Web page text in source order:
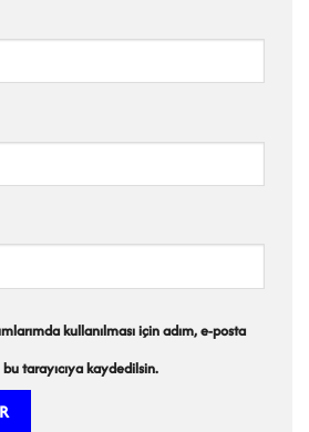
kullanılması için adım, e-posta
tarayıcıya kaydedilsin.